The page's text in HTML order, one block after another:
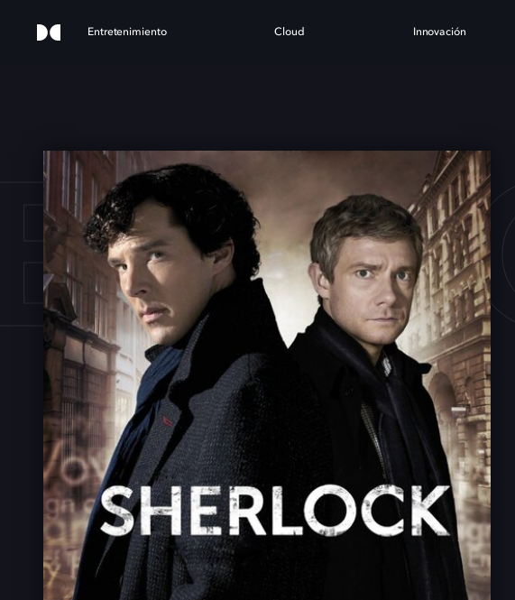
Entretenimiento Cloud Innovación